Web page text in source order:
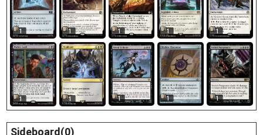
1 1 1 1 1
1 1 1 1 1
Sideboard(0)